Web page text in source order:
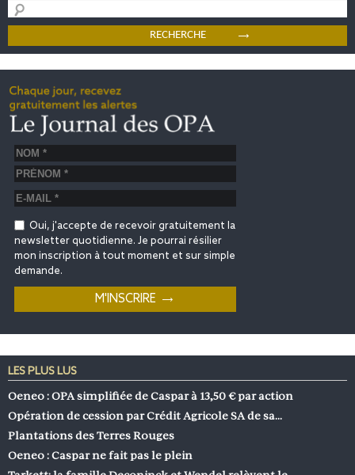
Oui, j'accepte de recevoir gratuitement la
newsletter quotidienne. Je pourrai résilier
mon inscription à tout moment et sur simple
demande.
LES PLUS LUS
Oeneo : OPA simplifiée de Caspar à 13,50 € par action
Opération de cession par Crédit Agricole SA de sa…
Plantations des Terres Rouges
Oeneo : Caspar ne fait pas le plein